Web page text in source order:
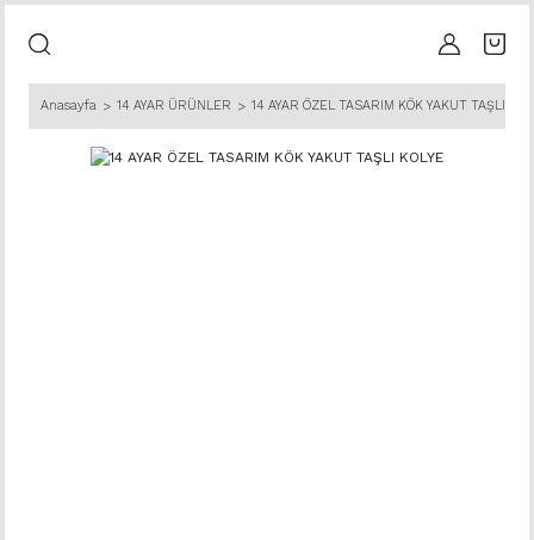
Anasayfa 14 AYAR ÜRÜNLER 14 AYAR ÖZEL TASARIM KÖK YAKUT TAŞLI